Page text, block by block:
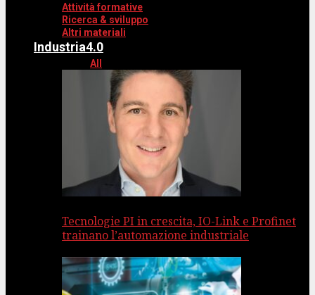
Attività formative
Ricerca & sviluppo
Altri materiali
Industria4.0
All
Tecnologie PI in crescita, IO-Link e Profinet
trainano l’automazione industriale